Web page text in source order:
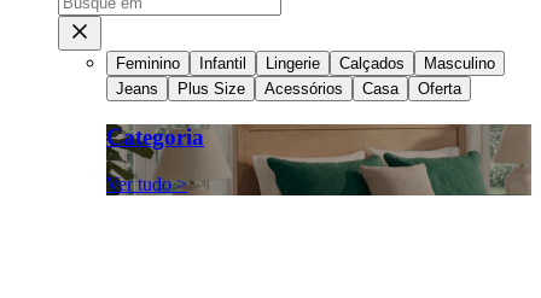
Feminino Infantil Lingerie Calçados
Masculino
Jeans
Plus Size Acessórios Casa Oferta
Categoria
Ver tudo >